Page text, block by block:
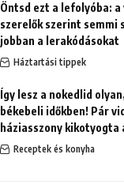
Öntsd ezt a lefolyóba:
szerelők szerint semmi
jobban a lerakódásokat
Háztartási tippek
Így lesz a nokedlid
békebeli időkben! Pár
háziasszony
Receptek és konyha